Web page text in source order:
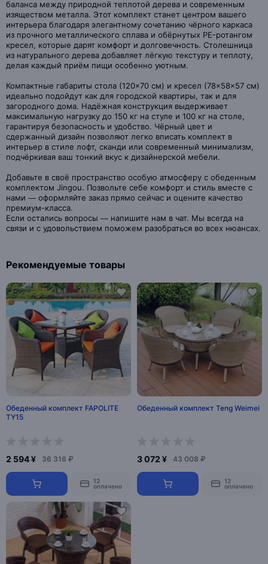
баланса между природной теплотой дерева и современным
изяществом металла. Этот комплект станет центром вашего
интерьера благодаря элегантному сочетанию чёрного каркаса
из прочного металлического сплава и обёрнутых PE-ротангом
кресел, которые дарят комфорт и долговечность. Столешница
из натурального дерева добавляет лёгкую текстуру и теплоту,
делая каждый приём пищи особенно уютным.
Компактные габариты стола (120×70 см) и кресел (78×58×57 см)
идеально подойдут как для городской квартиры, так и для
загородного дома. Надёжная конструкция выдерживает
максимальную нагрузку до 150 кг на стуле и 100 кг на столе,
гарантируя безопасность и удобство. Чёрный цвет и
сдержанный дизайн позволяют легко вписать комплект в
интерьер в стиле лофт, сканди или современный минимализм,
подчёркивая ваш тонкий вкус к дизайнерской мебели.
Добавьте в своё пространство особую атмосферу с обеденным
комплектом Jingou. Позвольте себе комфорт и стиль вместе с
нами — оформляйте заказ прямо сейчас и оцените качество
премиум-класса.
Если остались вопросы — напишите нам в чат. Мы всегда на
связи и с удовольствием поможем разобраться во всех нюансах.
Рекомендуемые товары
Обеденный комплект FAPOLITE
TY15
2 594 ¥ 36 316 ₽
12
оплачено
Обеденный комплект Teng Weimei
3 072 ¥ 43 008 ₽
12
оплачено